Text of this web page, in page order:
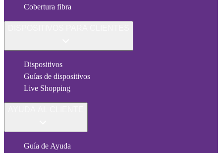
Cobertura fibra
Dispositivos
Guías de dispositivos
Live Shopping
Guía de Ayuda